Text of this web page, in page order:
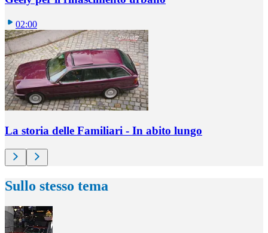
02:00
La storia delle Familiari - In abito lungo
Sullo stesso tema